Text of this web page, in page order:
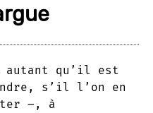
– autant qu’il est
s’il l’on en
–, à